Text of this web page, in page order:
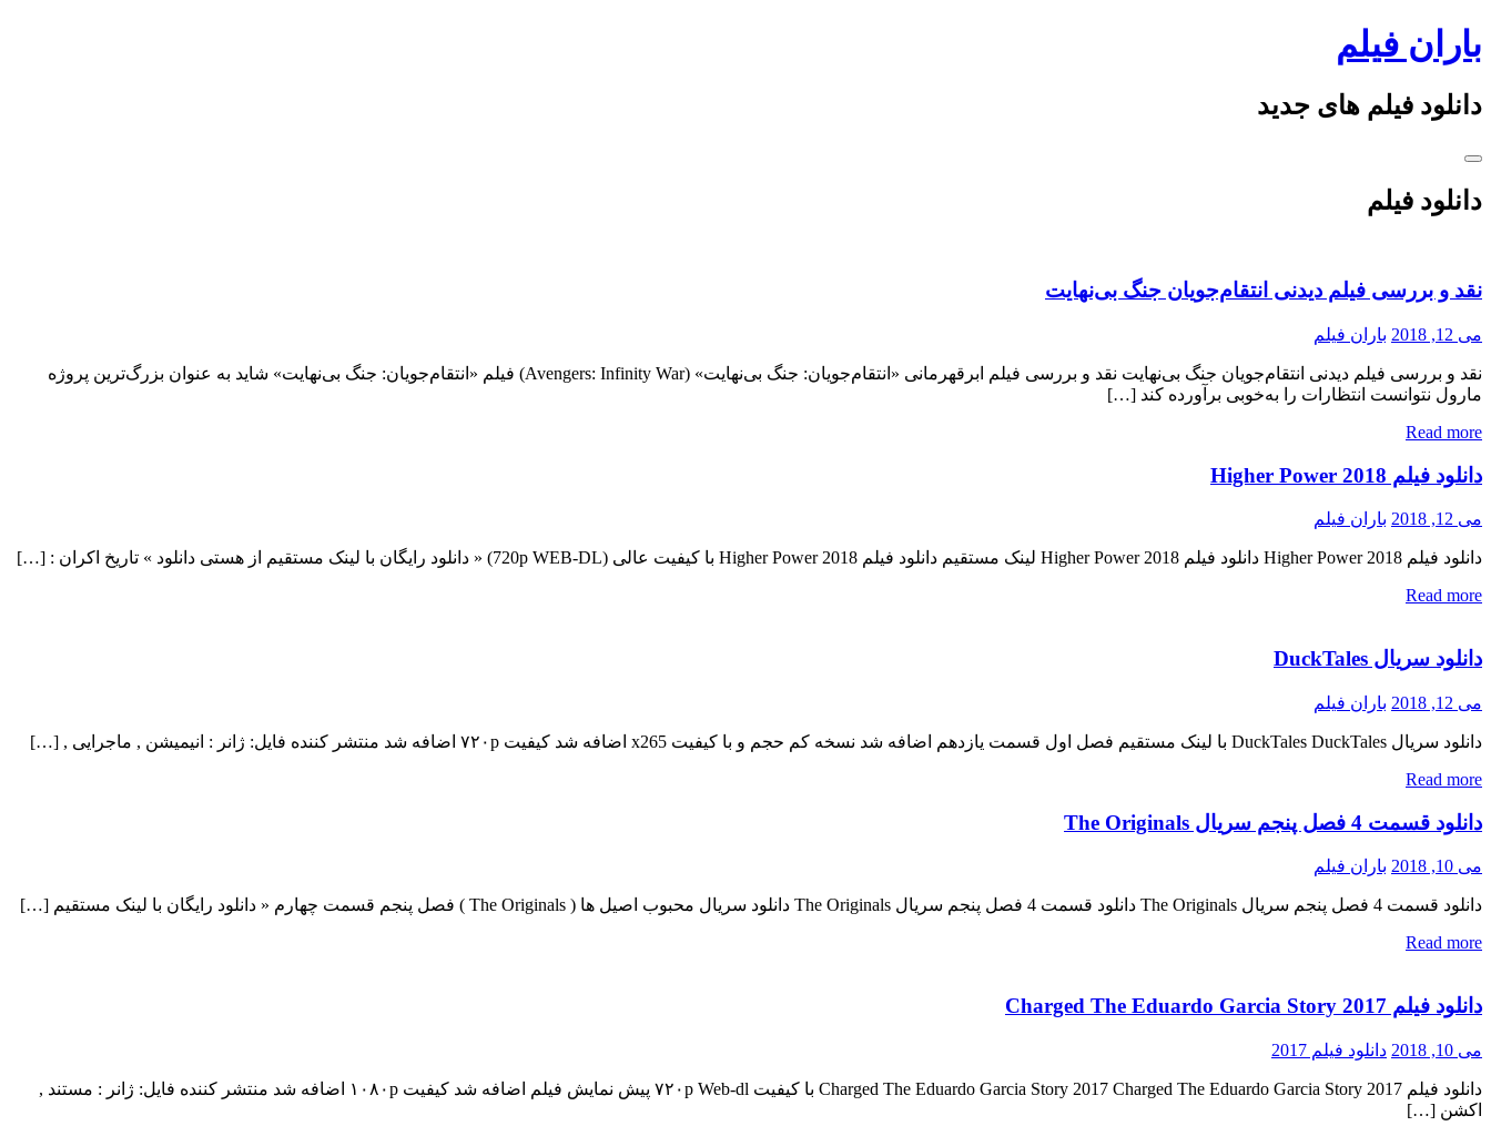
Skip
to
content
باران فیلم
دانلود فیلم های جدید
دانلود فیلم
نقد و بررسی فیلم دیدنی انتقام‌جویان جنگ بی‌نهایت
می 12, 2018 باران فیلم
نقد و بررسی فیلم دیدنی انتقام‌جویان جنگ بی‌نهایت نقد و بررسی فیلم ابرقهرمانی «انتقام‌جویان: جنگ بی‌نهایت» (Avengers: Infinity War) فیلم «انتقام‌جویان: جنگ بی‌نهایت» شاید به عنوان بزرگ‌ترین پروژه
مارول نتوانست انتظارات را به‌خوبی برآورده کند […]
Read more
دانلود فیلم Higher Power 2018
می 12, 2018 باران فیلم
دانلود فیلم Higher Power 2018 دانلود فیلم Higher Power 2018 لینک مستقیم دانلود فیلم Higher Power 2018 با کیفیت عالی (720p WEB-DL) « دانلود رایگان با لینک مستقیم از هستی دانلود » تاریخ اکران : […]
Read more
دانلود سریال DuckTales
می 12, 2018 باران فیلم
دانلود سریال DuckTales DuckTales با لینک مستقیم فصل اول قسمت یازدهم اضافه شد نسخه کم حجم و با کیفیت x265 اضافه شد کیفیت ۷۲۰p اضافه شد منتشر کننده فایل: ژانر : انیمیشن , ماجرایی , […]
Read more
دانلود قسمت 4 فصل پنجم سریال The Originals
می 10, 2018 باران فیلم
دانلود قسمت 4 فصل پنجم سریال The Originals دانلود قسمت 4 فصل پنجم سریال The Originals دانلود سریال محبوب اصیل ها ( The Originals ) فصل پنجم قسمت چهارم « دانلود رایگان با لینک مستقیم […]
Read more
دانلود فیلم Charged The Eduardo Garcia Story 2017
می 10, 2018 دانلود فیلم 2017
دانلود فیلم Charged The Eduardo Garcia Story 2017 Charged The Eduardo Garcia Story 2017 با کیفیت ۷۲۰p Web-dl پیش نمایش فیلم اضافه شد کیفیت ۱۰۸۰p اضافه شد منتشر کننده فایل: ژانر : مستند ,
اکشن […]